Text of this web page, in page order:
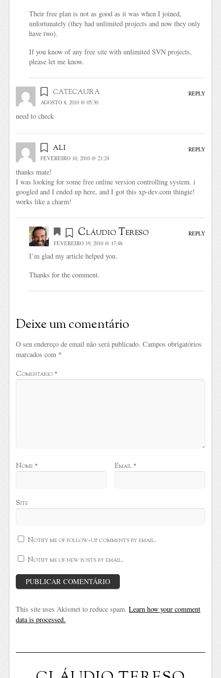
Their free plan is not as good as it was when I joined,
unfortunately (they had unlimited projects and now they only
have two).
If you know of any free site with unlimited SVN projects,
please let me know.
catecaura
AGOSTO 8, 2010 @ 05:30
need to check
REPLY
ali
FEVEREIRO 10, 2010 @ 21:24
thanks mate!
I was looking for some free online version controlling system. i
googled and I ended up here, and I got this xp-dev.com thingie!
works like a charm!
REPLY
Cláudio Tereso
FEVEREIRO 19, 2010 @ 17:48
I’m glad my article helped you.
Thanks for the comment.
REPLY
Deixe um comentário
O seu endereço de email não será publicado. Campos obrigatórios
marcados com *
Comentário *
Nome * Email *
Site
Notify me of follow-up comments by email.
Notify me of new posts by email.
This site uses Akismet to reduce spam.Learn how your comment
data is processed.